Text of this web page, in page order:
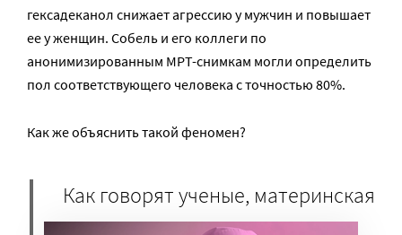
гексадеканол снижает агрессию у мужчин и повышает
ее у женщин. Собель и его коллеги по
анонимизированным МРТ-снимкам могли определить
пол соответствующего человека с точностью 80%.
Как же объяснить такой феномен?
Как говорят ученые, материнская
агрессия повышает